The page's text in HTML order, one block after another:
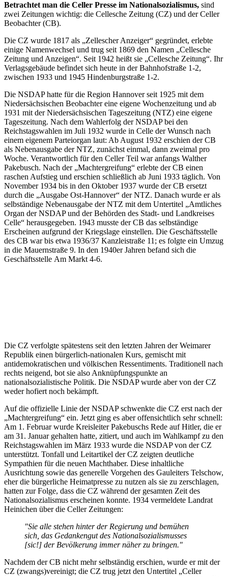
Betrachtet man die Celler Presse im Nationalsozialismus, sind
zwei Zeitungen wichtig: die Cellesche Zeitung (CZ) und der Celler
Beobachter (CB).
Die CZ wurde 1817 als „Zellescher Anzeiger“ gegründet, erlebte
einige Namenwechsel und trug seit 1869 den Namen „Cellesche
Zeitung und Anzeigen“. Seit 1942 heißt sie „Cellesche Zeitung“. Ihr
Verlagsgebäude befindet sich heute in der Bahnhofstraße 1-2,
zwischen 1933 und 1945 Hindenburgstraße 1-2.
Die NSDAP hatte für die Region Hannover seit 1925 mit dem
Niedersächsischen Beobachter eine eigene Wochenzeitung und ab
1931 mit der Niedersächsischen Tageszeitung (NTZ) eine eigene
Tageszeitung. Nach dem Wahlerfolg der NSDAP bei den
Reichstagswahlen im Juli 1932 wurde in Celle der Wunsch nach
einem eigenem Parteiorgan laut: Ab August 1932 erschien der CB
als Nebenausgabe der NTZ, zunächst einmal, dann zweimal pro
Woche. Verantwortlich für den Celler Teil war anfangs Walther
Pakebusch. Nach der „Machtergreifung“ erlebte der CB einen
raschen Aufstieg und erschien schließlich ab Juni 1933 täglich. Von
November 1934 bis in den Oktober 1937 wurde der CB ersetzt
durch die „Ausgabe Ost-Hannover“ der NTZ. Danach wurde er als
selbständige Nebenausgabe der NTZ mit dem Untertitel „Amtliches
Organ der NSDAP und der Behörden des Stadt- und Landkreises
Celle“ herausgegeben. 1943 musste der CB das selbständige
Erscheinen aufgrund der Kriegslage einstellen. Die Geschäftsstelle
des CB war bis etwa 1936/37 Kanzleistraße 11; es folgte ein Umzug
in die Mauernstraße 9. In den 1940er Jahren befand sich die
Geschäftsstelle Am Markt 4-6.
Die CZ verfolgte spätestens seit den letzten Jahren der Weimarer
Republik einen bürgerlich-nationalen Kurs, gemischt mit
antidemokratischen und völkischen Ressentiments. Traditionell nach
rechts neigend, bot sie also Anknüpfungspunkte an
nationalsozialistische Politik. Die NSDAP wurde aber von der CZ
weder hofiert noch bekämpft.
Auf die offizielle Linie der NSDAP schwenkte die CZ erst nach der
„Machtergreifung“ ein. Jetzt ging es aber offensichtlich sehr schnell:
Am 1. Februar wurde Kreisleiter Pakebuschs Rede auf Hitler, die er
am 31. Januar gehalten hatte, zitiert, und auch im Wahlkampf zu den
Reichstagswahlen im März 1933 wurde die NSDAP von der CZ
unterstützt. Tonfall und Leitartikel der CZ zeigten deutliche
Sympathien für die neuen Machthaber. Diese inhaltliche
Ausrichtung sowie das generelle Vorgehen des Gauleiters Telschow,
eher die bürgerliche Heimatpresse zu nutzen als sie zu zerschlagen,
hatten zur Folge, dass die CZ während der gesamten Zeit des
Nationalsozialismus erscheinen konnte. 1934 vermeldete Landrat
Heinichen über die Celler Zeitungen:
"Sie alle stehen hinter der Regierung und bemühen
sich, das Gedankengut des Nationalsozialismusses
[sic!] der Bevölkerung immer näher zu bringen."
Nachdem der CB nicht mehr selbständig erschien, wurde er mit der
CZ (zwangs)vereinigt; die CZ trug jetzt den Untertitel „Celler